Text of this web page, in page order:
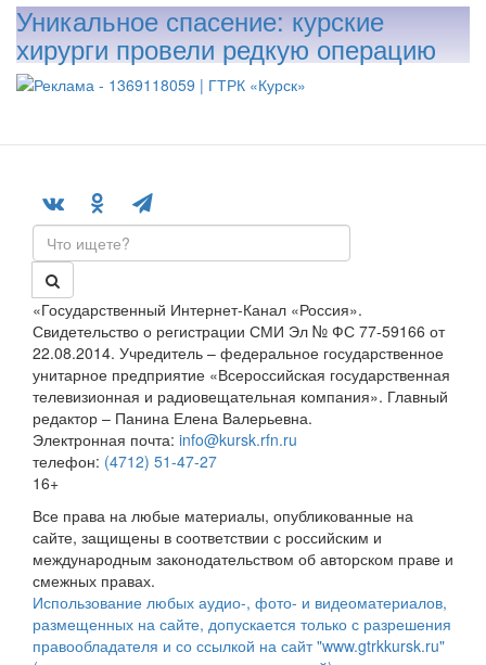
Уникальное спасение: курские
хирурги провели редкую операцию
«Государственный Интернет-Канал «Россия».
Свидетельство о регистрации СМИ Эл № ФС 77-59166 от
22.08.2014. Учредитель – федеральное государственное
унитарное предприятие «Всероссийская государственная
телевизионная и радиовещательная компания». Главный
редактор – Панина Елена Валерьевна.
Электронная почта: info@kursk.rfn.ru
телефон: (4712) 51-47-27
16+
Все права на любые материалы, опубликованные на
сайте, защищены в соответствии с российским и
международным законодательством об авторском праве и
смежных правах.
Использование любых аудио-, фото- и видеоматериалов,
размещенных на сайте, допускается только с разрешения
правообладателя и со ссылкой на сайт "www.gtrkkursk.ru"